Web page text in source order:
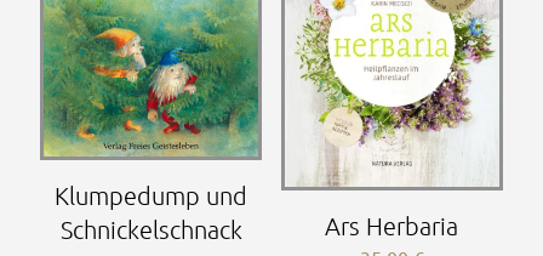
Klumpedump und
Schnickelschnack
Ars Herbaria